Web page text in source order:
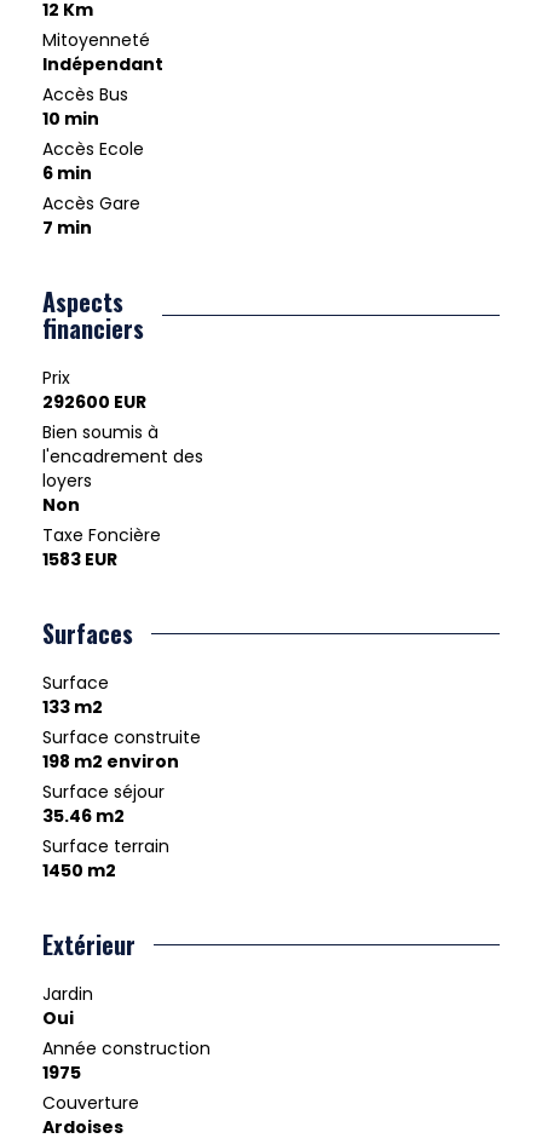
12 Km
Mitoyenneté
Indépendant
Accès Bus
10 min
Accès Ecole
6 min
Accès Gare
7 min
Aspects
financiers
Prix
292600 EUR
Bien soumis à
l'encadrement des
loyers
Non
Taxe Foncière
1583 EUR
Surfaces
Surface
133 m2
Surface construite
198 m2 environ
Surface séjour
35.46 m2
Surface terrain
1450 m2
Extérieur
Jardin
Oui
Année construction
1975
Couverture
Ardoises